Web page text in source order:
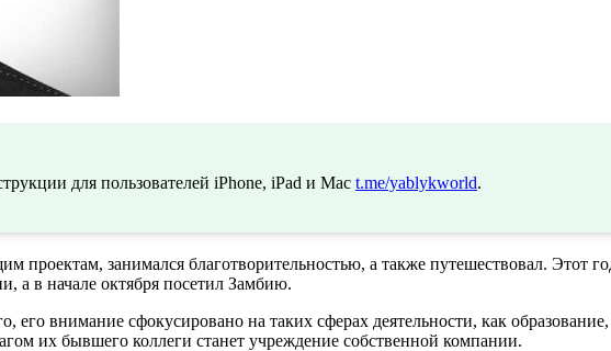
для пользователей iPhone, iPad и Mac t.me/yablykworld.
занимался благотворительностью, а также путешествовал. Этот
в начале октября посетил Замбию.
его внимание сфокусировано на таких сферах деятельности, как
их бывшего коллеги станет учреждение собственной компании.